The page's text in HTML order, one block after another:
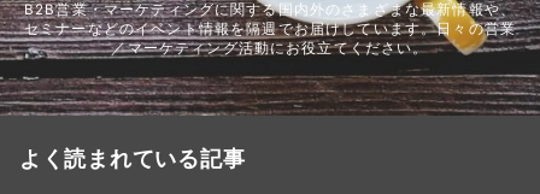
B2B営業・マーケティングに関する国内外のさまざまな最新情報や、
セミナーなどのイベント情報を隔週でお届けしています。日々の営業
／マーケティング活動にお役立てください。
よく読まれている記事